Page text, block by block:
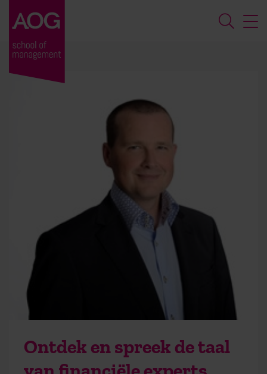
Ontdek en spreek de taal